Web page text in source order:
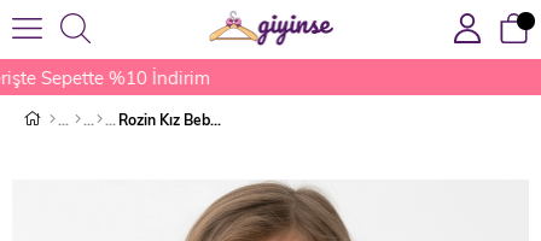
Sepette %10 İndirim
Rozin Kız Bebek Hırkası Pudra